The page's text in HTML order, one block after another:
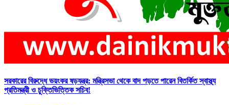
সরকারের বিরুদ্ধে ভয়ংকর ষড়যন্ত্র: মন্ত্রিসভা থেকে বাদ পড়তে পারেন বিতর্কিত স্বাস্থ্য
প্রতিমন্ত্রী ও চুক্তিভিত্তিক সচিব!